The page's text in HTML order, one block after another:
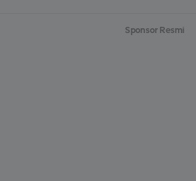
Sponsor Resmi